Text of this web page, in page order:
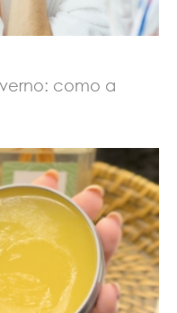
como a